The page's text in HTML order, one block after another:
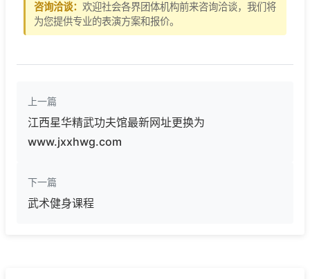
咨询洽谈： 欢迎社会各界团体机构前来咨询洽谈，我们将
为您提供专业的表演方案和报价。
上一篇
江西星华精武功夫馆最新网址更换为
www.jxxhwg.com
下一篇
武术健身课程